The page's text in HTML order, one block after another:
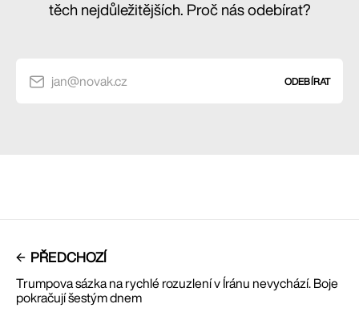
těch nejdůležitějších. Proč nás odebírat?
jan@novak.cz ODEBÍRAT
PŘEDCHOZÍ
Trumpova sázka na rychlé rozuzlení v Íránu nevychází. Boje
pokračují šestým dnem